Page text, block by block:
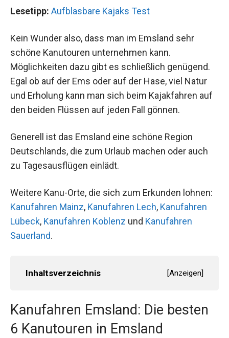
Lesetipp: Aufblasbare Kajaks Test
Kein Wunder also, dass man im Emsland sehr
schöne Kanutouren unternehmen kann.
Möglichkeiten dazu gibt es schließlich genügend.
Egal ob auf der Ems oder auf der Hase, viel Natur
und Erholung kann man sich beim Kajakfahren auf
den beiden Flüssen auf jeden Fall gönnen.
Generell ist das Emsland eine schöne Region
Deutschlands, die zum Urlaub machen oder auch
zu Tagesausflügen einlädt.
Weitere Kanu-Orte, die sich zum Erkunden lohnen:
Kanufahren Mainz, Kanufahren Lech, Kanufahren
Lübeck, Kanufahren Koblenz und Kanufahren
Sauerland.
Inhaltsverzeichnis [Anzeigen]
Kanufahren Emsland: Die besten
6 Kanutouren in Emsland